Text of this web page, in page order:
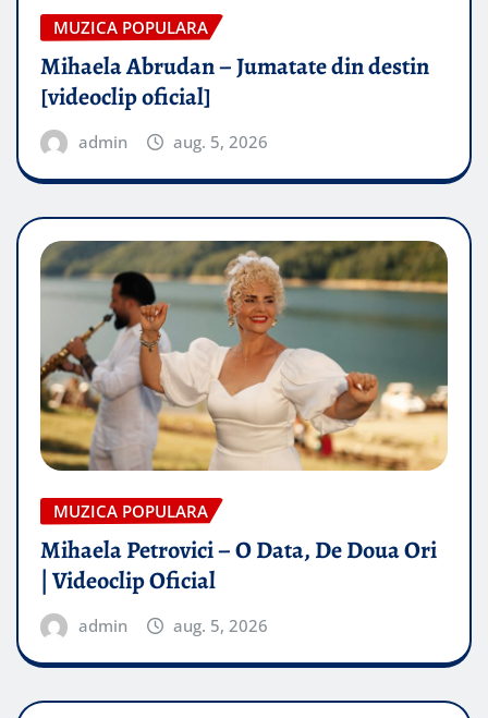
MUZICA POPULARA
Mihaela Abrudan – Jumatate din destin
[videoclip oficial]
admin aug. 5, 2026
MUZICA POPULARA
Mihaela Petrovici – O Data, De Doua Ori
| Videoclip Oficial
admin aug. 5, 2026